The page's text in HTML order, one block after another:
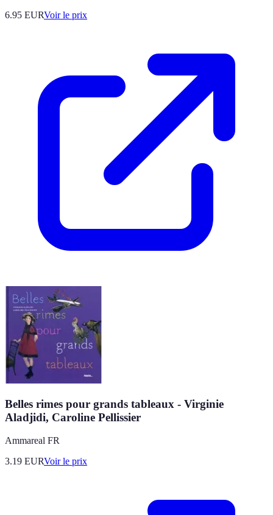
6.95 EURVoir le prix
Belles rimes pour grands tableaux - Virginie
Aladjidi, Caroline Pellissier
Ammareal FR
3.19 EURVoir le prix